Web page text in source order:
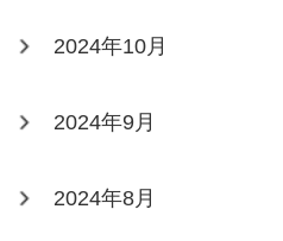
2024年10月
2024年9月
2024年8月